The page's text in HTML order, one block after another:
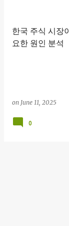
한국 주식 시장
요한 원인 분석
on June 11, 2025
0